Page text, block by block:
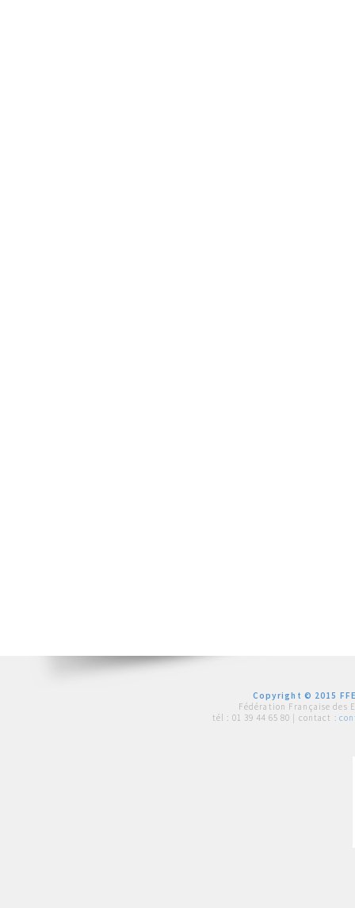
Copyright © 2015
Fédération Française des
tél : 01 39 44 65 80 | contact :